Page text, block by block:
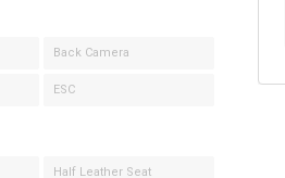
Back Camera
ESC
Half Leather Seat